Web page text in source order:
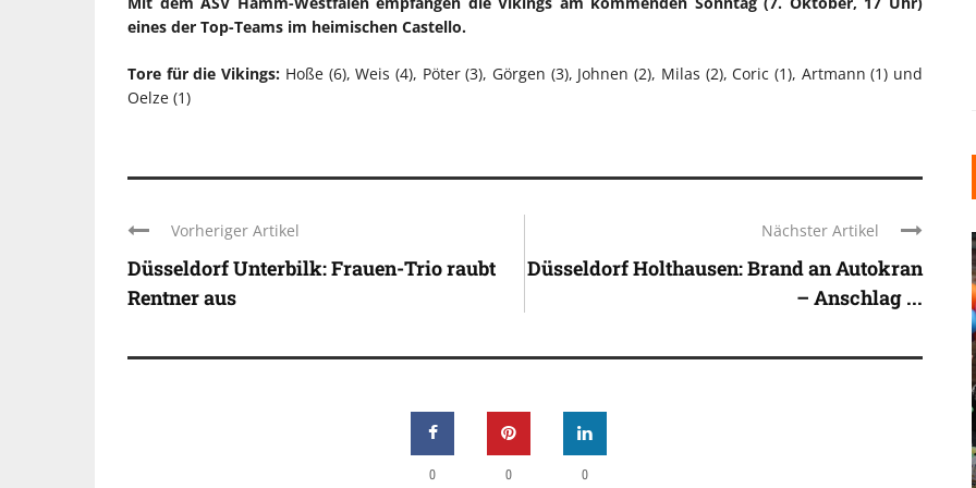
eines der Top-Teams im heimischen Castello.
Tore für die Vikings: Hoße (6), Weis (4), Pöter (3), Görgen (3), Johnen (2), Milas (2), Coric (1), Artmann (1) und
Oelze (1)
Vorheriger Artikel
Düsseldorf Unterbilk: Frauen-Trio raubt
Rentner aus
Nächster Artikel
Düsseldorf Holthausen: Brand an Autokran
– Anschlag ...
0 0 0